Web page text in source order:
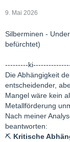
9. Mai 2026
Silberminen -
befürchtet)
---------
Die Abhängigkeit
entscheidender,
Mangel wäre kein
Metallförderung
Nach meiner
beantworten:
⛏️ Kritische